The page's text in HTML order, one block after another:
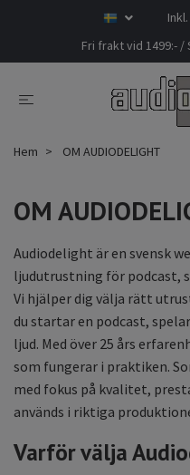
Fri frakt vid 1499:-
Hem OM AUDIODELIGHT
OM
Audiodelight är en svensk
ljudutrustning för podcast,
Vi hjälper dig välja rätt
du startar en podcast,
ljud. Med över 25 års
som fungerar i praktiken.
med fokus på kvalitet,
används i riktiga
Varför välja